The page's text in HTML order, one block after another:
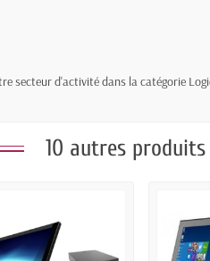
secteur d'activité dans la catégorie
10 autres